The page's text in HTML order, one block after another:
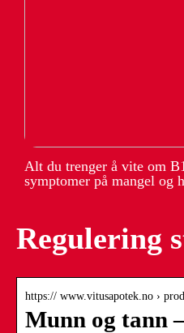
Alt du trenger å vite om
symptomer på mangel og
Regulering
https:// www.vitusapotek.no ›
Munn og tann